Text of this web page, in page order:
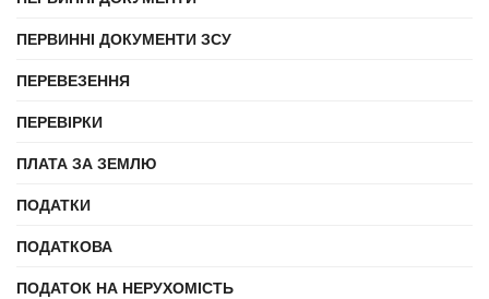
ПЕРВИННІ ДОКУМЕНТИ ЗСУ
ПЕРЕВЕЗЕННЯ
ПЕРЕВІРКИ
ПЛАТА ЗА ЗЕМЛЮ
ПОДАТКИ
ПОДАТКОВА
ПОДАТОК НА НЕРУХОМІСТЬ